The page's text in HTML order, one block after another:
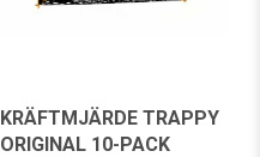
KRÄFTMJÄRDE TRAPPY
ORIGINAL 10-PACK